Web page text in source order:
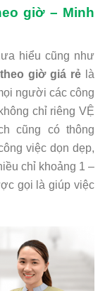
giờ – Minh
hiểu cũng như
giờ giá rẻ là
người các công
chỉ riêng VỆ
cũng có thông
việc dọn dẹp,
chỉ khoảng 1 –
gọi là giúp việc